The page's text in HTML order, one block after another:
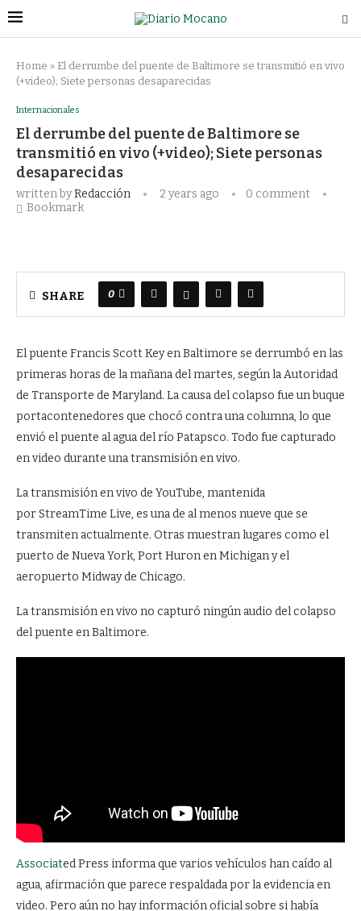
Home » El derrumbe del puente de Baltimore se transmitió en vivo
(+video); Siete personas desaparecidas
Internacionales
El derrumbe del puente de Baltimore se
transmitió en vivo (+video); Siete personas
desaparecidas
written byRedacción 2 years ago
0 comment
Bookmark
SHARE 0
El puente Francis Scott Key en Baltimore se derrumbó en las
primeras horas de la mañana del martes, según la Autoridad
de Transporte de Maryland. La causa del colapso fue un buque
portacontenedores que chocó contra una columna, lo que
envió el puente al agua del río Patapsco. Todo fue capturado
en video durante una transmisión en vivo.
La transmisión en vivo de YouTube, mantenida
por StreamTime Live, es una de al menos nueve que se
transmiten actualmente. Otras muestran lugares como el
puerto de Nueva York, Port Huron en Michigan y el
aeropuerto Midway de Chicago.
La transmisión en vivo no capturó ningún audio del colapso
del puente en Baltimore.
Associated Press informa que varios vehículos han caído al
agua, afirmación que parece respaldada por la evidencia en
video. Pero aún no hay información oficial sobre si había